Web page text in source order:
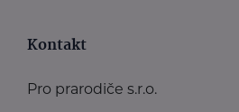
Kontakt
Pro prarodiče s.r.o.